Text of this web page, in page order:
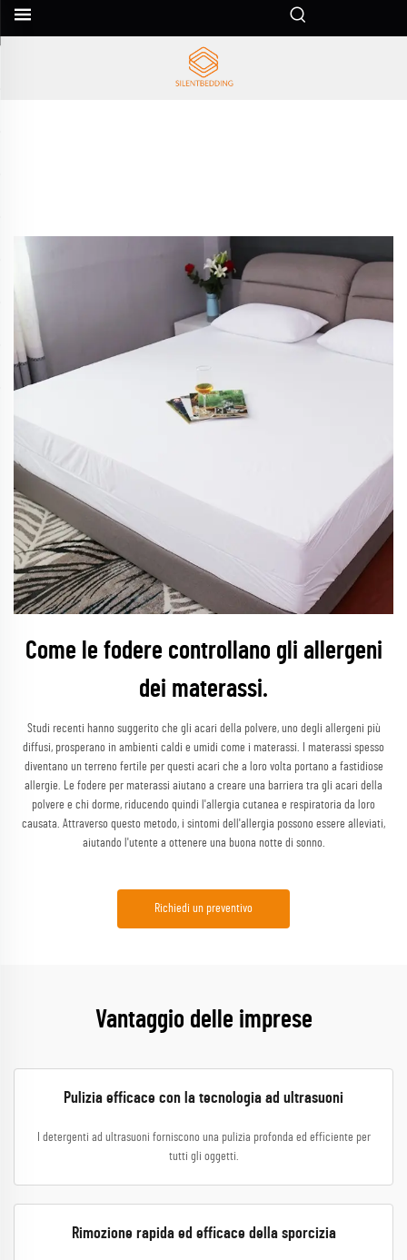
Come le fodere controllano gli allergeni
dei materassi.
Studi recenti hanno suggerito che gli acari della polvere, uno degli allergeni più
diffusi, prosperano in ambienti caldi e umidi come i materassi. I materassi spesso
diventano un terreno fertile per questi acari che a loro volta portano a fastidiose
allergie. Le fodere per materassi aiutano a creare una barriera tra gli acari della
polvere e chi dorme, riducendo quindi l'allergia cutanea e respiratoria da loro
causata. Attraverso questo metodo, i sintomi dell'allergia possono essere alleviati,
aiutando l'utente a ottenere una buona notte di sonno.
Richiedi un preventivo
Vantaggio delle imprese
Pulizia efficace con la tecnologia ad ultrasuoni
I detergenti ad ultrasuoni forniscono una pulizia profonda ed efficiente per
tutti gli oggetti.
Rimozione rapida ed efficace della sporcizia